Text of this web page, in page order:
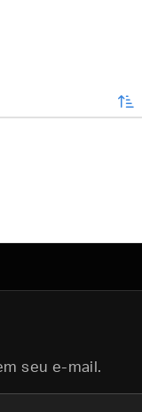
enviar
seu e-mail.